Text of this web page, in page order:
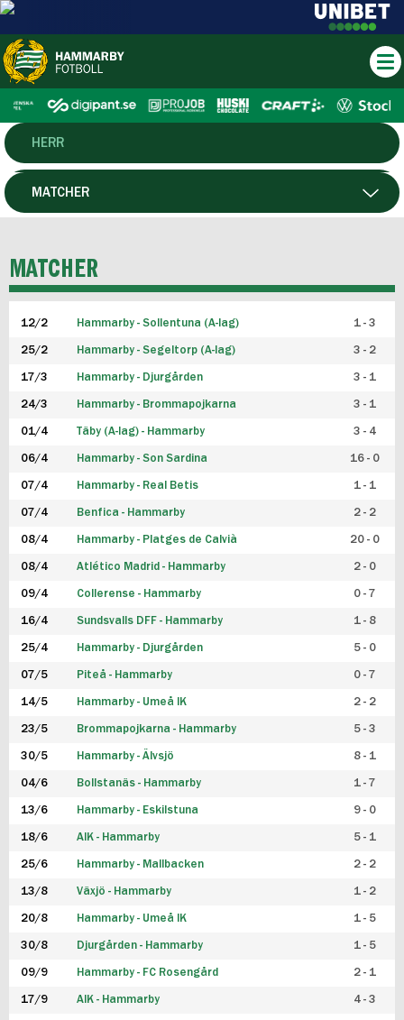
HERR
DAM
P19
F19
FUTSAL HERR
FUTSAL DAM
MATCHER
MATCHER
12/2 Hammarby - Sollentuna (A-lag) 1 - 3
25/2 Hammarby - Segeltorp (A-lag) 3 - 2
17/3 Hammarby - Djurgården 3 - 1
24/3 Hammarby - Brommapojkarna 3 - 1
01/4 Täby (A-lag) - Hammarby 3 - 4
06/4 Hammarby - Son Sardina 16 - 0
07/4 Hammarby - Real Betis 1 - 1
07/4 Benfica - Hammarby 2 - 2
08/4 Hammarby - Platges de Calvià 20 - 0
08/4 Atlético Madrid - Hammarby 2 - 0
09/4 Collerense - Hammarby 0 - 7
16/4 Sundsvalls DFF - Hammarby 1 - 8
25/4 Hammarby - Djurgården 5 - 0
07/5 Piteå - Hammarby 0 - 7
14/5 Hammarby - Umeå IK 2 - 2
23/5 Brommapojkarna - Hammarby 5 - 3
30/5 Hammarby - Älvsjö 8 - 1
04/6 Bollstanäs - Hammarby 1 - 7
13/6 Hammarby - Eskilstuna 9 - 0
18/6 AIK - Hammarby 5 - 1
25/6 Hammarby - Mallbacken 2 - 2
13/8 Växjö - Hammarby 1 - 2
20/8 Hammarby - Umeå IK 1 - 5
30/8 Djurgården - Hammarby 1 - 5
09/9 Hammarby - FC Rosengård 2 - 1
17/9 AIK - Hammarby 4 - 3